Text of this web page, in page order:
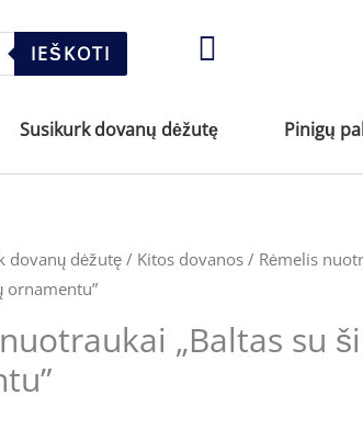
IEŠKOTI
Susikurk dovanų dėžutę Pinigų
dovanų dėžutę/ Kitos dovanos / Rėmelis
ornamentu”
„Baltas su